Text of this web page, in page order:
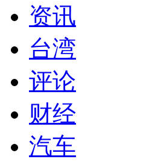
资讯
台湾
评论
财经
汽车